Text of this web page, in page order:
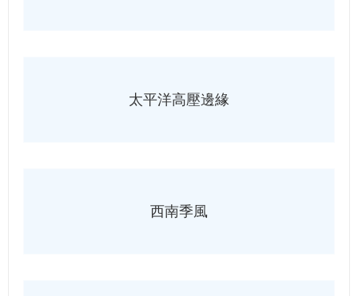
太平洋高壓邊緣
西南季風